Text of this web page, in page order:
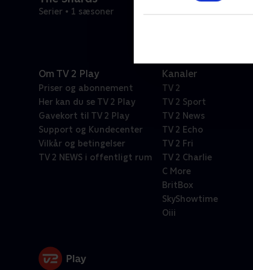
Serier • 1 sæsoner
Om TV 2 Play
Priser og abonnement
Her kan du se TV 2 Play
Gavekort til TV 2 Play
Support og Kundecenter
Vilkår og betingelser
TV 2 NEWS i offentligt rum
Kanaler
TV 2
TV 2 Sport
TV 2 News
TV 2 Echo
TV 2 Fri
TV 2 Charlie
C More
BritBox
SkyShowtime
Oiii